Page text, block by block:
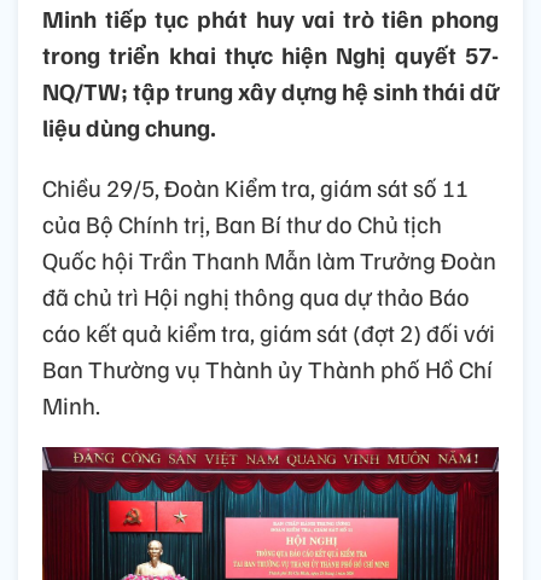
Minh tiếp tục phát huy vai trò tiên phong
trong triển khai thực hiện Nghị quyết 57-
NQ/TW; tập trung xây dựng hệ sinh thái dữ
liệu dùng chung.
Chiều 29/5, Đoàn Kiểm tra, giám sát số 11
của Bộ Chính trị, Ban Bí thư do Chủ tịch
Quốc hội Trần Thanh Mẫn làm Trưởng Đoàn
đã chủ trì Hội nghị thông qua dự thảo Báo
cáo kết quả kiểm tra, giám sát (đợt 2) đối với
Ban Thường vụ Thành ủy Thành phố Hồ Chí
Minh.